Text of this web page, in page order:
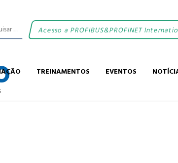
TREINAMENTOS EVENTOS
Acesso a PROFIBUS&PROFINET